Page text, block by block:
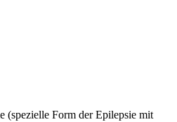
(spezielle Form der Epilepsie mit